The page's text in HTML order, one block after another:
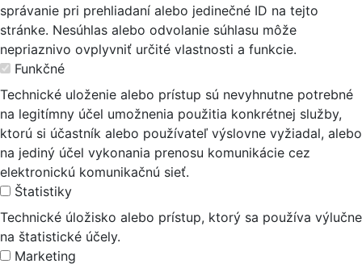
správanie pri prehliadaní alebo jedinečné ID na tejto
stránke. Nesúhlas alebo odvolanie súhlasu môže
nepriaznivo ovplyvniť určité vlastnosti a funkcie.
Funkčné
Technické uloženie alebo prístup sú nevyhnutne potrebné
na legitímny účel umožnenia použitia konkrétnej služby,
ktorú si účastník alebo používateľ výslovne vyžiadal, alebo
na jediný účel vykonania prenosu komunikácie cez
elektronickú komunikačnú sieť.
Štatistiky
Technické úložisko alebo prístup, ktorý sa používa výlučne
na štatistické účely.
Marketing